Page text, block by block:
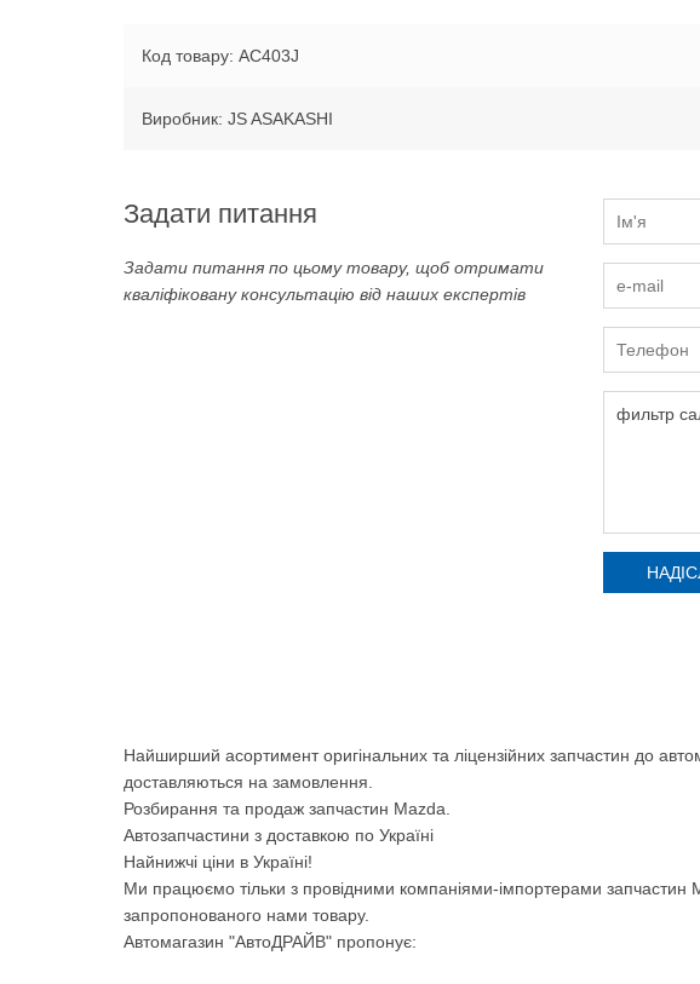
Код товару: AC403J
Виробник: JS ASAKASHI
Задати питання
Задати питання по цьому товару, щоб отримати
кваліфіковану консультацію від наших експертів
Найширший асортимент оригінальних та ліцензійних запчастин до
доставляються на замовлення.
Розбирання та продаж запчастин Mazda.
Автозапчастини з доставкою по Україні
Найнижчі ціни в Україні!
Ми працюємо тільки з провідними компаніями-імпортерами запчастин
запропонованого нами товару.
Автомагазин "АвтоДРАЙВ" пропонує: